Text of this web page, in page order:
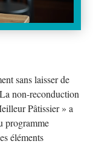
sans laisser de
non-reconduction
Pâtissier » a
programme
éléments